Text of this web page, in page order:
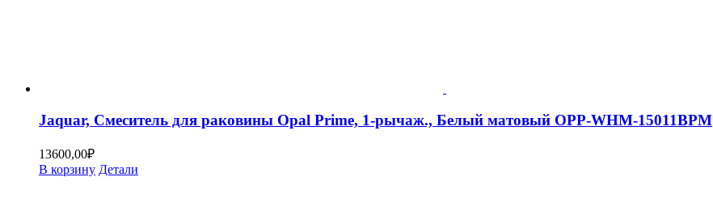
Jaquar, Смеситель для раковины Opal Prime, 1-рычаж., Белый матовый OPP-WHM-15011BPM
13600,00₽
В корзину Детали